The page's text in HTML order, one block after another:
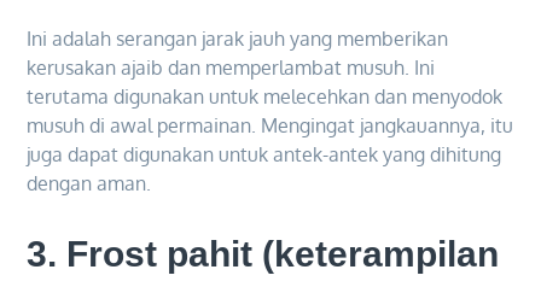
Ini adalah serangan jarak jauh yang memberikan
kerusakan ajaib dan memperlambat musuh. Ini
terutama digunakan untuk melecehkan dan menyodok
musuh di awal permainan. Mengingat jangkauannya, itu
juga dapat digunakan untuk antek-antek yang dihitung
dengan aman.
3. Frost pahit (keterampilan